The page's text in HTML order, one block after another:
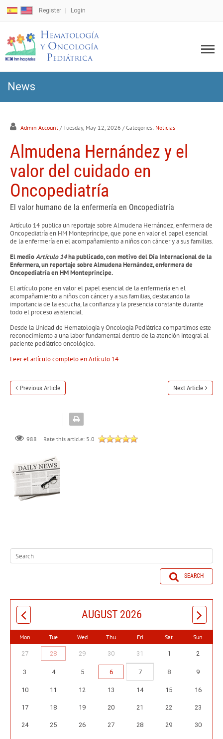
Register Login
News
Admin Account / Tuesday, May 12, 2026 / Categories: Noticias
Almudena Hernández y el
valor del cuidado en
Oncopediatría
El valor humano de la enfermería en Oncopediatría
Artículo 14 publica un reportaje sobre Almudena Hernández, enfermera de
Oncopediatría en HM Montepríncipe, que pone en valor el papel esencial
de la enfermería en el acompañamiento a niños con cáncer y a sus familias.
El medioArtículo 14ha publicado, con motivo del Día Internacional de la
Enfermera, un reportaje sobre Almudena Hernández, enfermera de
Oncopediatría en HM Montepríncipe.
El artículo pone en valor el papel esencial de la enfermería en el
acompañamiento a niños con cáncer y a sus familias, destacando la
importancia de la escucha, la confianza y la presencia constante durante
todo el proceso asistencial.
Desde la Unidad de Hematología y Oncología Pediátrica compartimos este
reconocimiento a una labor fundamental dentro de la atención integral al
paciente pediátrico oncológico.
Leer el artículo completo en Artículo 14
Previous Article Next Article
988 Rate this article: 5.0
SEARCH
AUGUST 2026
Mon Tue Wed Thu Fri Sat Sun
27 28 29 30 31 1 2
3 4 5 6 7 8 9
10 11 12 13 14 15 16
17 18 19 20 21 22 23
24 25 26 27 28 29 30